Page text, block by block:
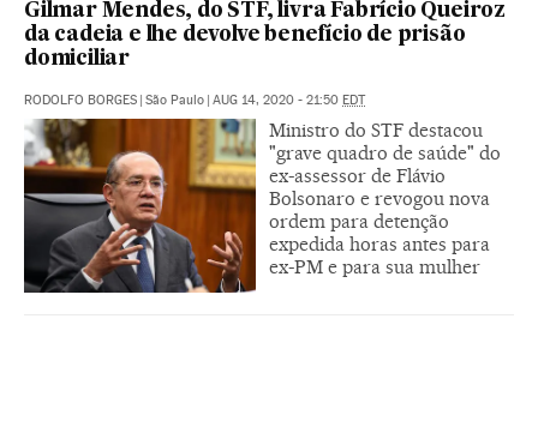
Gilmar Mendes, do STF, livra Fabrício Queiroz
da cadeia e lhe devolve benefício de prisão
domiciliar
RODOLFO BORGES São Paulo AUG 14, 2020 - 21:50 EDT
Ministro do STF destacou
"grave quadro de saúde" do
ex-assessor de Flávio
Bolsonaro e revogou nova
ordem para detenção
expedida horas antes para
ex-PM e para sua mulher